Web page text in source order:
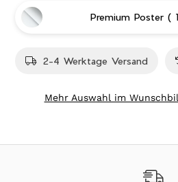
Premium Poster (
2-4 Werktage Versand
Mehr Auswahl im